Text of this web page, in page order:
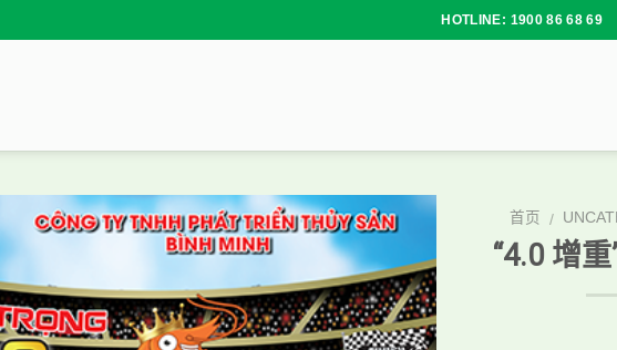
HOTLINE: 1900 86 68 69
首页 /
“4.0 增